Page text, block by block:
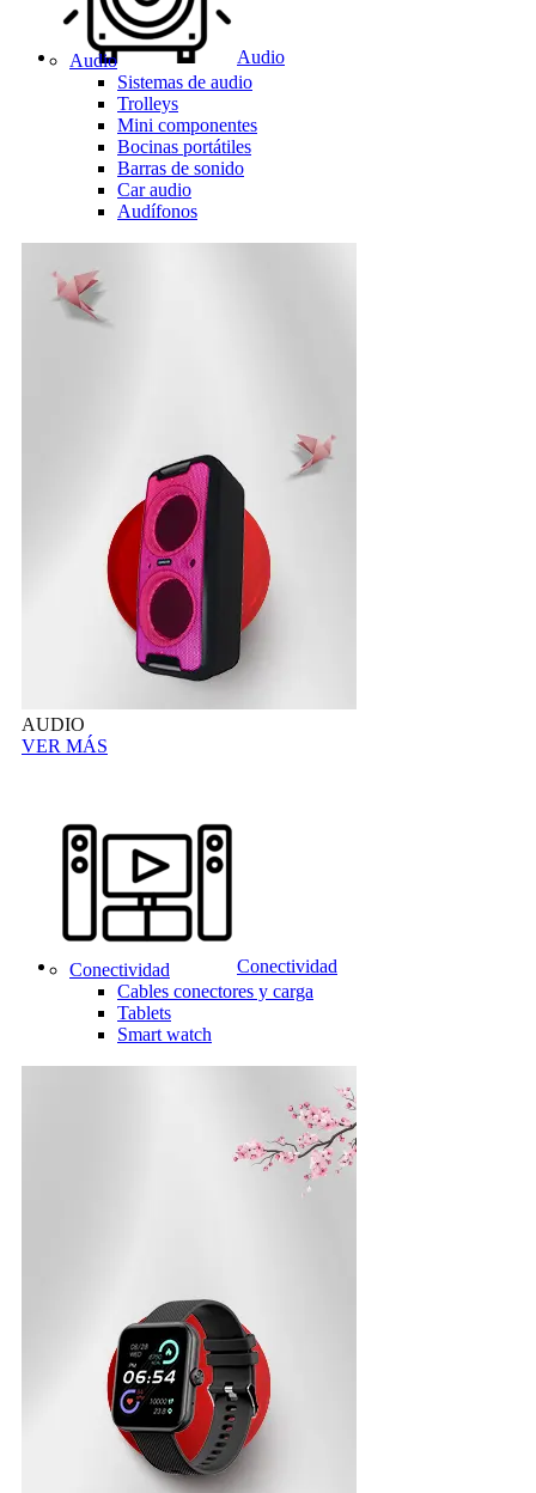
Audio
Audio
Sistemas de audio
Trolleys
Mini componentes
Bocinas portátiles
Barras de sonido
Car audio
Audífonos
AUDIO
VER MÁS
Conectividad
Conectividad
Cables conectores y carga
Tablets
Smart watch